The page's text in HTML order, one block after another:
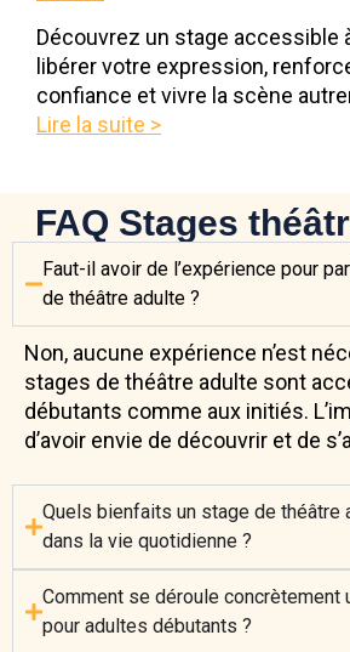
Découvrez un stage accessible
libérer votre expression,
confiance et vivre la scène
Lire la suite >
FAQ Stages
Faut-il avoir de l’expérience pour
de théâtre adulte ?
Non, aucune expérience n’est
stages de théâtre adulte sont
débutants comme aux initiés.
d’avoir envie de découvrir et de
Quels bienfaits un stage de théâtre
dans la vie quotidienne ?
Comment se déroule concrètement
pour adultes débutants ?